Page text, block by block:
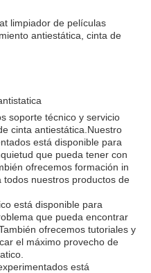
limpiador de películas
antiestática, cinta de
soporte técnico y servicio
cinta antiestática.Nuestro
está disponible para
que pueda tener con
ofrecemos formación in
todos nuestros productos de
está disponible para
que pueda encontrar
ofrecemos tutoriales y
el máximo provecho de
está